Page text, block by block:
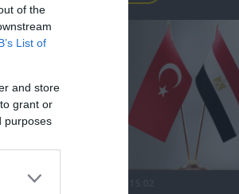
of the
List of
and store
grant or
purposes